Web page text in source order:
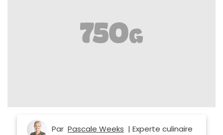
Par Pascale Weeks | Experte culinaire